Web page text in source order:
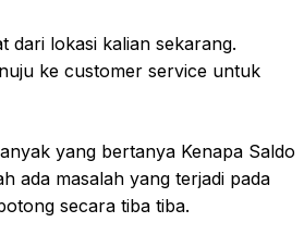
dari lokasi kalian sekarang.
ke customer service untuk
yang bertanya Kenapa Saldo
ada masalah yang terjadi pada
secara tiba tiba.